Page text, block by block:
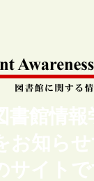
書館情
お知ら
サイトで